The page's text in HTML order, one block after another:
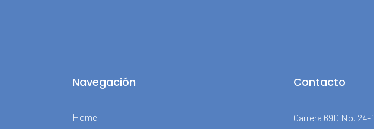
Navegación
Home
Contacto
Carrera 69D No. 24-